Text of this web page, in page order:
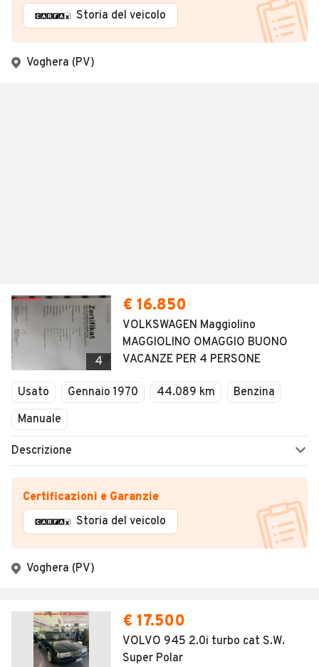
Storia del veicolo
Voghera (PV)
4
€ 16.850
VOLKSWAGEN Maggiolino
MAGGIOLINO OMAGGIO BUONO
VACANZE PER 4 PERSONE
Usato Gennaio 1970 44.089 km
Benzina
Manuale
Descrizione
Certificazioni e Garanzie
Storia del veicolo
Voghera (PV)
€ 17.500
VOLVO 945 2.0i turbo cat S.W.
Super Polar